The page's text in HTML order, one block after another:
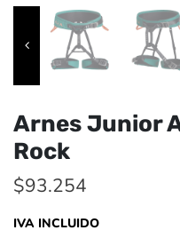
Arnes Junior
Rock
$93.254
IVA INCLUIDO